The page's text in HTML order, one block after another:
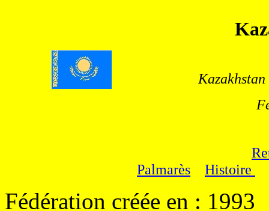
Palmarès
Histoire
Fédération créée en : 1993